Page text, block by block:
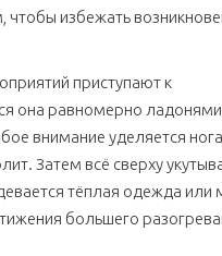
чтобы избежать
приступают к
она равномерно ладонями
внимание уделяется
Затем всё сверху
тёплая одежда или
большего